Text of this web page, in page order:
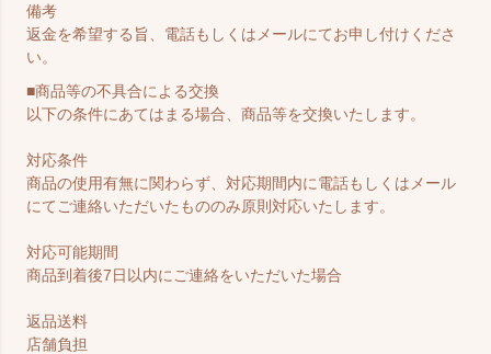
備考
返金を希望する旨、電話もしくはメールにてお申し付けくださ
い。
■商品等の不具合による交換
以下の条件にあてはまる場合、商品等を交換いたします。
対応条件
商品の使用有無に関わらず、対応期間内に電話もしくはメール
にてご連絡いただいたもののみ原則対応いたします。
対応可能期間
商品到着後7日以内にご連絡をいただいた場合
返品送料
店舗負担